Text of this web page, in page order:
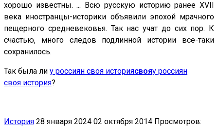
хорошо известны. ... Всю русскую историю ранее XVII
века иностранцы-историки объявили эпохой мрачного
пещерного средневековья. Так нас учат до сих пор. К
счастью, много следов подлинной истории все-таки
сохранилось.
Так была ли у россиян своя историясвояу россиян
своя история?
История 28 января 2024 02 октября 2014 Просмотров: